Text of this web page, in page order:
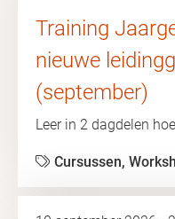
Training
nieuwe
(september)
Leer in 2 dagdelen
Cursussen,